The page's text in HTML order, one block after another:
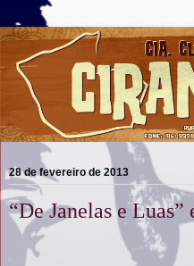
28 de fevereiro de 2013
“De Janelas e Luas”